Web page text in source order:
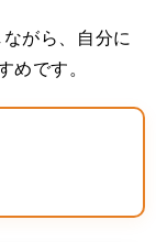
がら、自分に
めです。